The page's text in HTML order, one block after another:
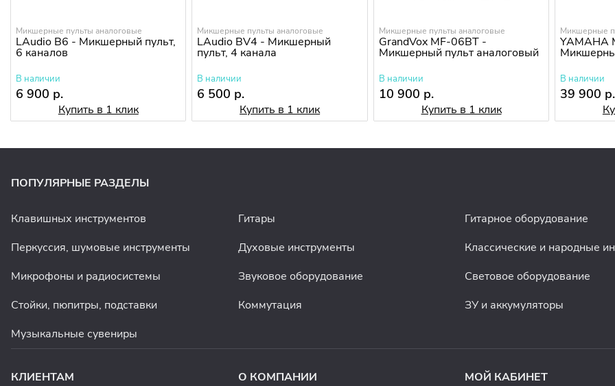
Микшерные пульты аналоговые
LAudio B6 - Микшерный пульт,
6 каналов
В наличии
6 900 р.
Купить в 1 клик
Микшерные пульты аналоговые
LAudio BV4 - Микшерный
пульт, 4 канала
В наличии
6 500 р.
Купить в 1 клик
Микшерные пульты аналоговые
GrandVox MF-06BT -
Микшерный пульт аналоговый
В наличии
10 900 р.
Купить в 1 клик
Микшерные
YAMAHA
В наличии
39 900 р.
ПОПУЛЯРНЫЕ РАЗДЕЛЫ
Клавишных инструментов Гитары
Гитарное оборудование
Перкуссия, шумовые инструменты
Духовые инструменты
Классические и народные
Микрофоны и радиосистемы
Звуковое оборудование
Световое оборудование
Стойки, пюпитры, подставки
Коммутация
ЗУ и аккумуляторы
Музыкальные сувениры
КЛИЕНТАМ О КОМПАНИИ МОЙ КАБИНЕТ